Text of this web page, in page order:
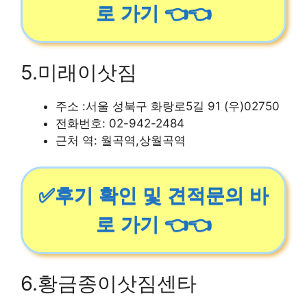
로 가기 👈👈
5.미래이삿짐
주소 :서울 성북구 화랑로5길 91 (우)02750
전화번호: 02-942-2484
근처 역: 월곡역,상월곡역
✅후기 확인 및 견적문의 바
로 가기 👈👈
6.황금종이삿짐센타